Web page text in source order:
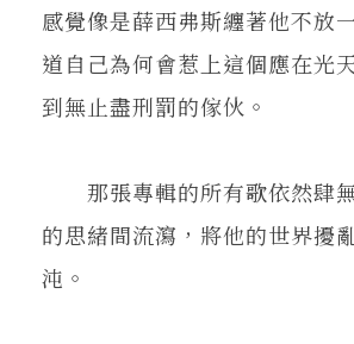
感覺像是薛西弗斯纏著他不放
道自己為何會惹上這個應在光
到無止盡刑罰的傢伙。
那張專輯的所有歌依然肆
的思緒間流瀉，將他的世界擾
沌。